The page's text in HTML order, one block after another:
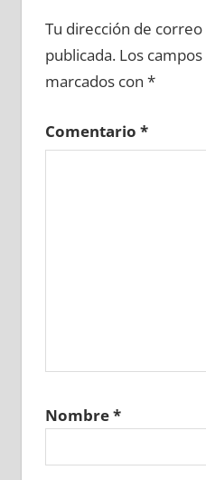
Tu dirección de
publicada. Los
marcados con *
Comentario *
Nombre*